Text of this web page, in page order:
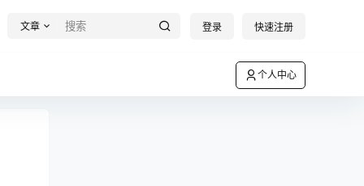
文章 登录 快速注册
个人中心